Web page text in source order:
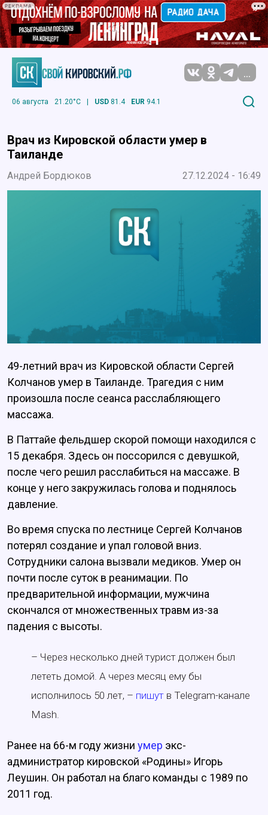
РЕКЛАМА
...
06 августа 21.20°C | USD 81.4 EUR 94.1
Врач из Кировской области умер в
Таиланде
Андрей Бордюков 27.12.2024 - 16:49
49-летний врач из Кировской области Сергей
Колчанов умер в Таиланде. Трагедия с ним
произошла после сеанса расслабляющего
массажа.
В Паттайе фельдшер скорой помощи находился с
15 декабря. Здесь он поссорился с девушкой,
после чего решил расслабиться на массаже. В
конце у него закружилась голова и поднялось
давление.
Во время спуска по лестнице Сергей Колчанов
потерял создание и упал головой вниз.
Сотрудники салона вызвали медиков. Умер он
почти после суток в реанимации. По
предварительной информации, мужчина
скончался от множественных травм из-за
падения с высоты.
– Через несколько дней турист должен был
лететь домой. А через месяц ему бы
исполнилось 50 лет, – пишут в Telegram-канале
Mash.
Ранее на 66-м году жизни умер экс-
администратор кировской «Родины» Игорь
Леушин. Он работал на благо команды с 1989 по
2011 год.